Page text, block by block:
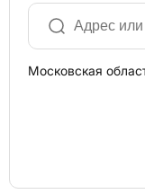
Московская